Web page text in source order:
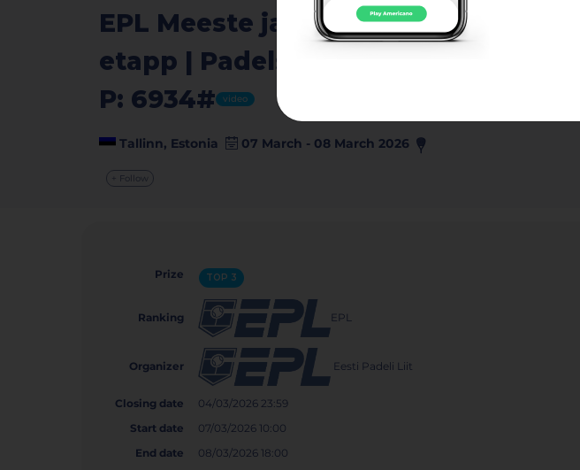
EPL Meeste ja naiste A-liiga 2.
etapp | Padelstar Helme | L: 7774#
P: 6934#
video
Tallinn, Estonia 07 March - 08 March 2026
+ Follow
Prize
TOP 3
Ranking EPL
Organizer Eesti Padeli Liit
Closing date
04/03/2026 23:59
Start date
07/03/2026 10:00
End date
08/03/2026 18:00